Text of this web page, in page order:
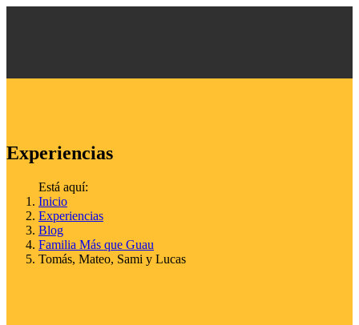
Experiencias
Está aquí:
Inicio
Experiencias
Blog
Familia Más que Guau
Tomás, Mateo, Sami y Lucas